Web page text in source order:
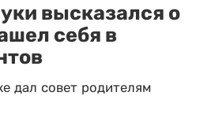
высказался о
себя в
дал совет родителям